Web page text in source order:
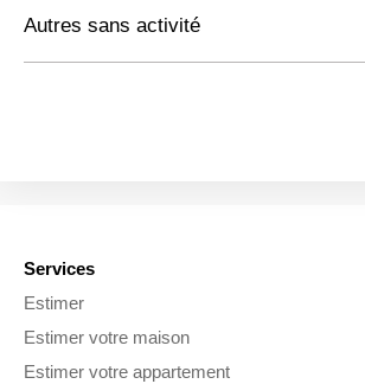
Autres sans activité
Services
Estimer
Estimer votre maison
Estimer votre appartement